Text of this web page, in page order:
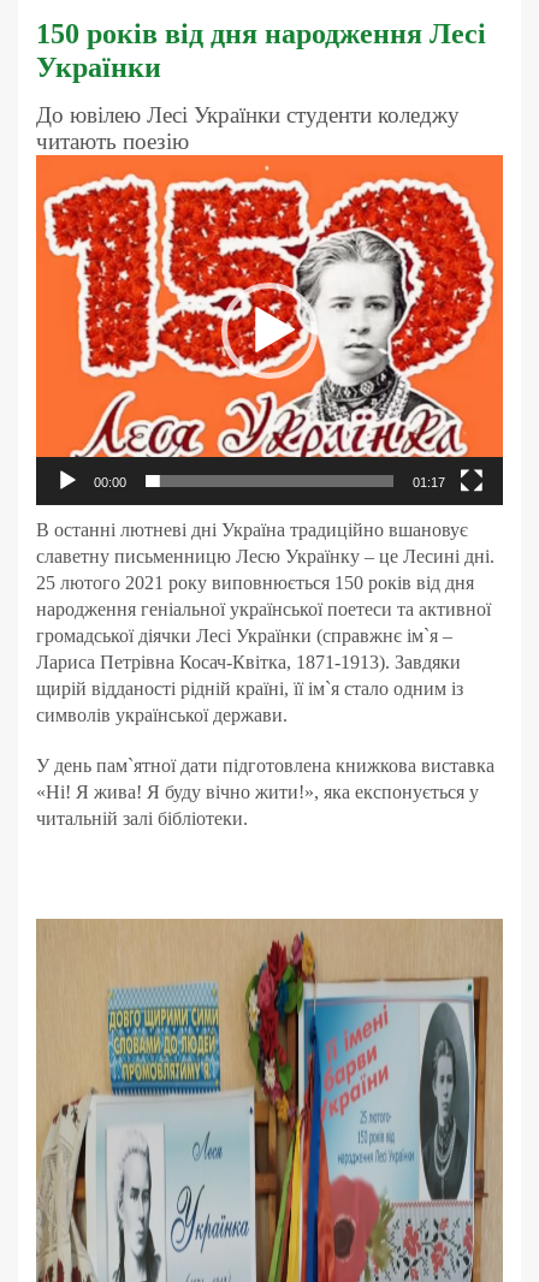
150 років від дня народження Лесі
Українки
До ювілею Лесі Українки студенти коледжу
читають поезію
00:00 01:17
В останні лютневі дні Україна традиційно вшановує
славетну письменницю Лесю Українку – це Лесині дні.
25 лютого 2021 року виповнюється 150 років від дня
народження геніальної української поетеси та активної
громадської діячки Лесі Українки (справжнє ім`я –
Лариса Петрівна Косач-Квітка, 1871-1913). Завдяки
щирій відданості рідній країні, її ім`я стало одним із
символів української держави.
У день пам`ятної дати підготовлена книжкова виставка
«Ні! Я жива! Я буду вічно жити!», яка експонується у
читальній залі бібліотеки.